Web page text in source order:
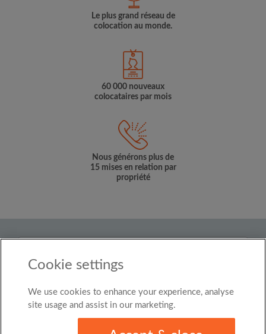
Le plus grand réseau de
colocation au monde.
60 000 nouveaux
colocataires par mois
Nous générons plus de
15 mises en relation par
propriété
Luxembourg
© Roomgo Limited 2025 - 21 Market Place, Stockport,
United Kingdom, SK1 1EU
Cookie settings
We use cookies to enhance your experience, analyse
site usage and assist in our marketing.